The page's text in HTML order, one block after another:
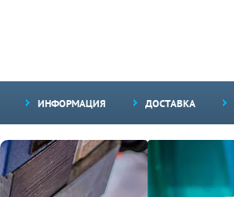
ИНФОРМАЦИЯ ДОСТАВКА